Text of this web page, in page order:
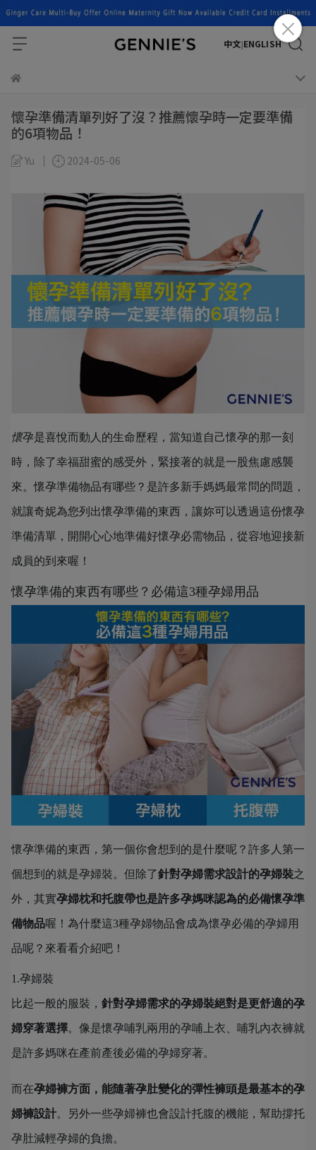
中文|ENGLISH
懷孕準備清單列好了沒？推薦懷孕時一定要準備
的6項物品！
Yu 2024-05-06
懷孕是喜悅而動人的生命歷程，當知道自己懷孕的那一刻
時，除了幸福甜蜜的感受外，緊接著的就是一股焦慮感襲
來。懷孕準備物品有哪些？是許多新手媽媽最常問的問題，
就讓奇妮為您列出懷孕準備的東西，讓妳可以透過這份懷孕
準備清單，開開心心地準備好懷孕必需物品，從容地迎接新
成員的到來喔！
懷孕準備的東西有哪些？必備這3種孕婦用品
懷孕準備的東西，第一個你會想到的是什麼呢？許多人第一
個想到的就是孕婦裝。但除了針對孕婦需求設計的孕婦裝之
外，其實孕婦枕和托腹帶也是許多孕媽咪認為的必備懷孕準
備物品喔！為什麼這3種孕婦物品會成為懷孕必備的孕婦用
品呢？來看看介紹吧！
1.孕婦裝
比起一般的服裝， 針對孕婦需求的孕婦裝絕對是更舒適的孕
婦穿著選擇。像是懷孕哺乳兩用的孕哺上衣、哺乳內衣褲就
是許多媽咪在產前產後必備的孕婦穿著。
而在孕婦褲方面，能隨著孕肚變化的彈性褲頭是最基本的孕
婦褲設計。另外一些孕婦褲也會設計托腹的機能，幫助撐托
孕肚減輕孕婦的負擔。